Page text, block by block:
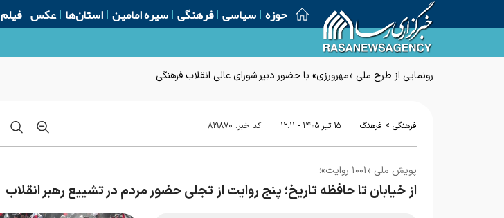
حوزه سیاسی فرهنگی سیره امامین استان‌ها عکس فیلم
رونمایی از طرح ملی «مهرورزی» با حضور دبیر شورای عالی انقلاب فرهنگی
فرهنگی > فرهنگ ۱۵ تير ۱۴۰۵ - ۱۲:۱۱ کد خبر: ۸۱۹۸۷۰
پویش ملی «۱۰۰۱ روایت»؛
از خیابان تا حافظه تاریخ؛ پنج روایت از تجلی حضور مردم در تشییع رهبر انقلاب